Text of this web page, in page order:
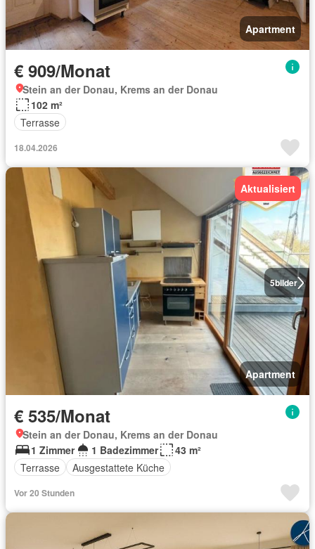
Apartment
€ 909/Monat
Stein an der Donau, Krems an der Donau
102 m²
Terrasse
18.04.2026
5bilder
Aktualisiert
Apartment
€ 535/Monat
Stein an der Donau, Krems an der Donau
1 Zimmer
1 Badezimmer
43 m²
Terrasse
Ausgestattete Küche
Vor 20 Stunden